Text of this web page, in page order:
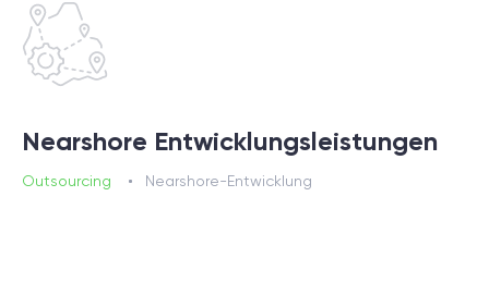
Nearshore Entwicklungsleistungen
Outsourcing Nearshore-Entwicklung